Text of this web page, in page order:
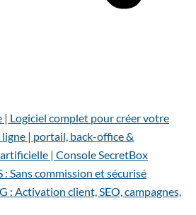
| Logiciel complet pour créer votre
| portail, back-office &
| Console SecretBox
: Sans commission et sécurisé
: Activation client, SEO, campagnes,